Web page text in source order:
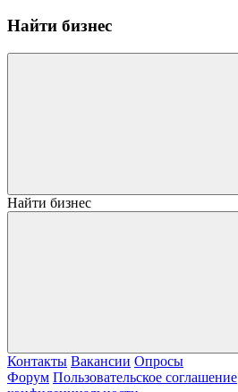
Найти бизнес
Найти бизнес
Контакты Вакансии Опросы
Форум Пользовательское соглашение